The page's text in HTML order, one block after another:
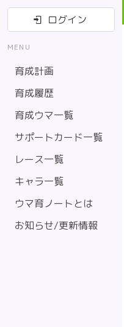
ログイン
MENU
育成計画
育成履歴
育成ウマ一覧
サポートカード一覧
レース一覧
キャラ一覧
ウマ育ノートとは
お知らせ/更新情報